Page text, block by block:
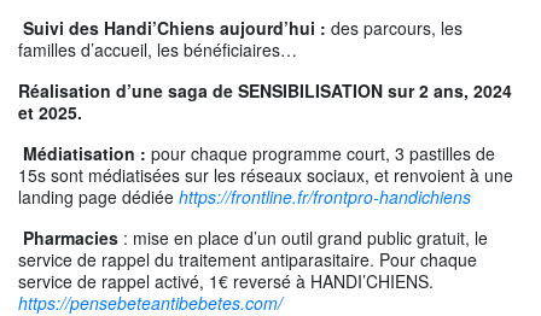
Suivi des Handi’Chiens aujourd’hui : des parcours, les
familles d’accueil, les bénéficiaires…
Réalisation d’une saga de SENSIBILISATION sur 2 ans, 2024
et 2025.
Médiatisation : pour chaque programme court, 3 pastilles de
15s sont médiatisées sur les réseaux sociaux, et renvoient à une
landing page dédiée https://frontline.fr/frontpro-handichiens
Pharmacies : mise en place d’un outil grand public gratuit, le
service de rappel du traitement antiparasitaire. Pour chaque
service de rappel activé, 1€ reversé à HANDI’CHIENS.
https://pensebeteantibebetes.com/